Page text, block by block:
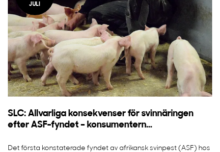
JULI
SLC: Allvarliga konsekvenser för svinnäringen
efter ASF-fyndet – konsumentern...
Det första konstaterade fyndet av afrikansk svinpest (ASF) hos